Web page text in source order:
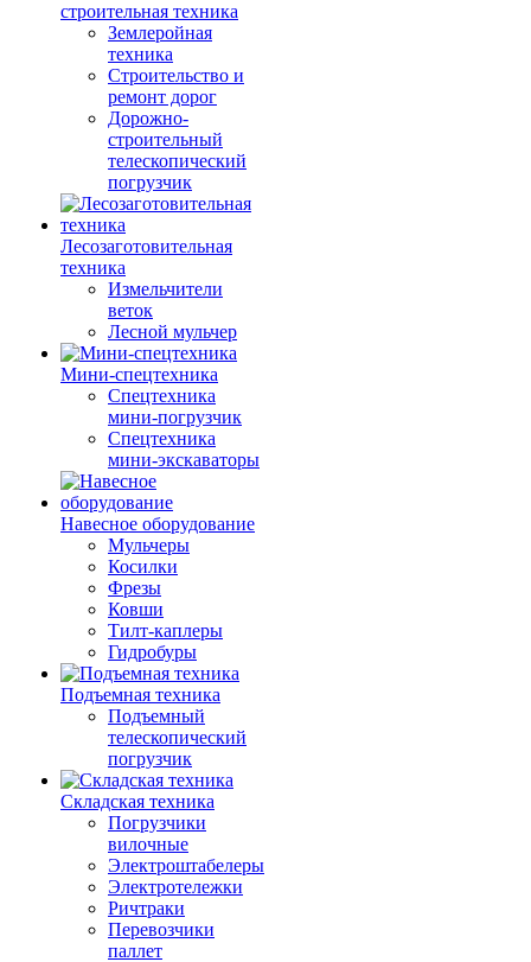
строительная техника
Землеройная
техника
Строительство и
ремонт дорог
Дорожно-
строительный
телескопический
погрузчик
Лесозаготовительная
техника
Измельчители
веток
Лесной мульчер
Мини-спецтехника
Спецтехника
мини-погрузчик
Спецтехника
мини-экскаваторы
Навесное оборудование
Мульчеры
Косилки
Фрезы
Ковши
Тилт-каплеры
Гидробуры
Подъемная техника
Подъемный
телескопический
погрузчик
Складская техника
Погрузчики
вилочные
Электроштабелеры
Электротележки
Ричтраки
Перевозчики
паллет